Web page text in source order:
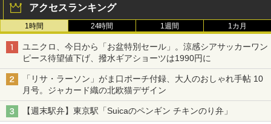
アクセスランキング
1時間 24時間 1週間 1カ月
ユニクロ、今日から「お盆特別セール」。涼感シアサッカーワン
ピース待望値下げ、撥水ギアショーツは1990円に
「リサ・ラーソン」がま口ポーチ付録、大人のおしゃれ手帖 10
月号。ジャカード織の北欧猫デザイン
【週末駅弁】東京駅「Suicaのペンギン チキンのり弁」